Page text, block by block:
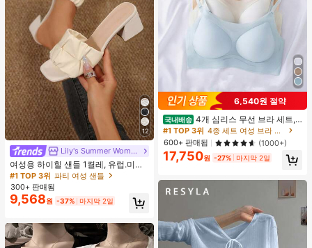
12
Lily's Summer Women Shoes
여성용 하이힐 샌들 1켤레, 유럽.미국
플러스 사이즈 어머니날 선물, 패셔너
블하고 편안한 PU 미끄럼 방지 솔리
드 컬러 청키 힐 주름 텍스처 라운드
토 오픈토 슬립온 하이힐, 힐 높이 5c
일리.파티.볼.휴가.홈.캠퍼스.모임.오
피스용, 2026 봄/여름 신상 (약간 크게
나옴)
#1 TOP 3위 파티 여성 샌들
300+ 판매됨
9,568원 -37% 마지막 2일
6,540원 절약
국내배송 4개 심리스 무선 브라 세트,
작은 가슴 보정, 초박형 통기성 아이스
실크 섹시 편안한 백리스 란제리 브라,
조절 가능
#1 TOP 3위
4종 세트 여성 브라 & 브랄렛
600+ 판매됨
(1000+)
17,750원 -27% 마지막 2일